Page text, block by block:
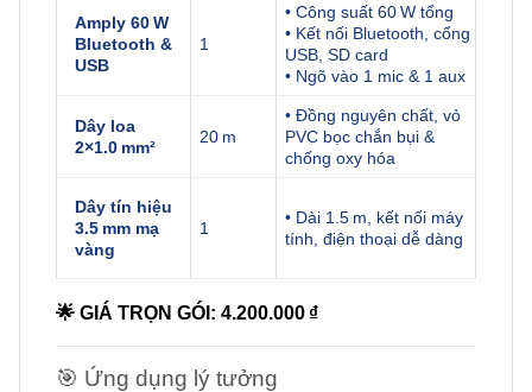
Amply 60 W
Bluetooth &
USB
1
• Công suất 60 W tổng
• Kết nối Bluetooth, cổng
USB, SD card
• Ngõ vào 1 mic & 1 aux
Dây loa
2×1.0 mm²
20 m
• Đồng nguyên chất, vỏ
PVC bọc chắn bụi &
chống oxy hóa
Dây tín hiệu
3.5 mm mạ
vàng
1
• Dài 1.5 m, kết nối máy
tính, điện thoại dễ dàng
🌟 GIÁ TRỌN GÓI: 4.200.000 ₫
🎯 Ứng dụng lý tưởng